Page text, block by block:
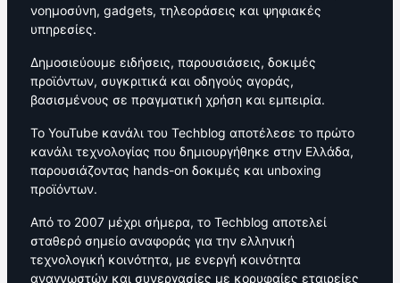
νοημοσύνη, gadgets, τηλεοράσεις και ψηφιακές
υπηρεσίες.
Δημοσιεύουμε ειδήσεις, παρουσιάσεις, δοκιμές
προϊόντων, συγκριτικά και οδηγούς αγοράς,
βασισμένους σε πραγματική χρήση και εμπειρία.
Το YouTube κανάλι του Techblog αποτέλεσε το πρώτο
κανάλι τεχνολογίας που δημιουργήθηκε στην Ελλάδα,
παρουσιάζοντας hands-on δοκιμές και unboxing
προϊόντων.
Από το 2007 μέχρι σήμερα, το Techblog αποτελεί
σταθερό σημείο αναφοράς για την ελληνική
τεχνολογική κοινότητα, με ενεργή κοινότητα
αναγνωστών και συνεργασίες με κορυφαίες εταιρείες